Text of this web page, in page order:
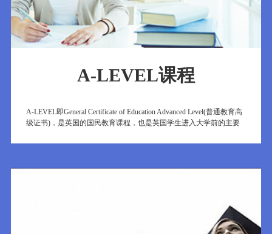
A-LEVEL课程
A-LEVEL即General Certificate of Education Advanced Level(普通教育高
级证书)，是英国的国民教育课程，也是英国学生进入大学前的主要